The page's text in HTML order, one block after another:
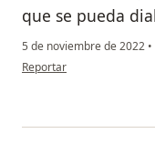
que se pueda
5 de noviembre de 2022 •
en opinión del usuario
Reportar